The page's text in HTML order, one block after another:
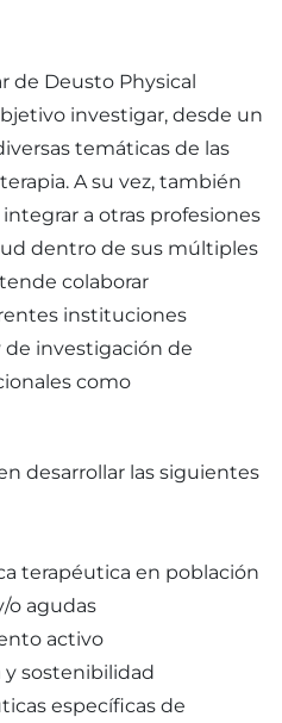
de Deusto Physical
investigar, desde un
temáticas de las
A su vez, también
a otras profesiones
dentro de sus múltiples
colaborar
instituciones
de investigación de
como
desarrollar las siguientes
terapéutica en población
o agudas
activo
y sostenibilidad
específicas de